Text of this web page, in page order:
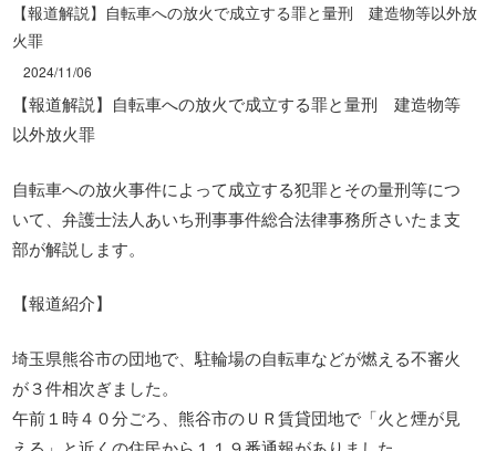
【報道解説】自転車への放火で成立する罪と量刑 建造物等以外放
火罪
2024/11/06
【報道解説】自転車への放火で成立する罪と量刑 建造物等
以外放火罪
自転車への放火事件によって成立する犯罪とその量刑等につ
いて、弁護士法人あいち刑事事件総合法律事務所さいたま支
部が解説します。
【報道紹介】
埼玉県熊谷市の団地で、駐輪場の自転車などが燃える不審火
が３件相次ぎました。
午前１時４０分ごろ、熊谷市のＵＲ賃貸団地で「火と煙が見